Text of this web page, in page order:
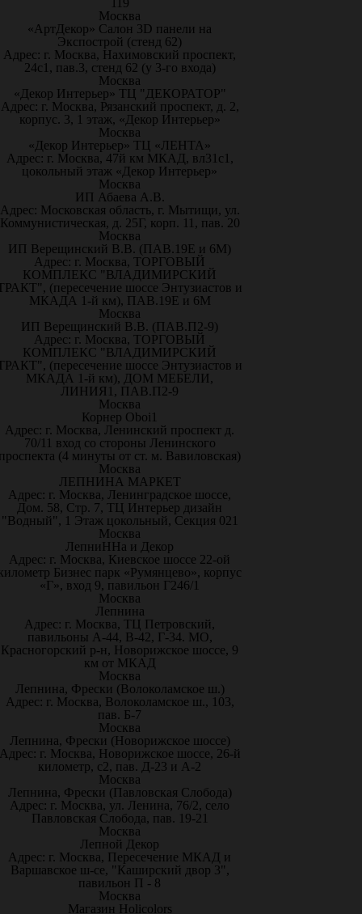
Москва
«АртДекор» Салон 3D панели на
Экспострой (стенд 62)
Адрес: г. Москва, Нахимовский проспект,
24с1, пав.3, стенд 62 (у 3-го входа)
Москва
«Декор Интерьер» ТЦ "ДЕКОРАТОР"
Адрес: г. Москва, Рязанский проспект, д. 2,
корпус. 3, 1 этаж, «Декор Интерьер»
Москва
«Декор Интерьер» ТЦ «ЛЕНТА»
Адрес: г. Москва, 47й км МКАД, вл31с1,
цокольный этаж «Декор Интерьер»
Москва
ИП Абаева А.В.
Адрес: Московская область, г. Мытищи, ул.
Коммунистическая, д. 25Г, корп. 11, пав. 20
Москва
ИП Верещинский В.В. (ПАВ.19Е и 6М)
Адрес: г. Москва, ТОРГОВЫЙ
КОМПЛЕКС "ВЛАДИМИРСКИЙ
(пересечение шоссе Энтузиастов и
МКАДА 1-й км), ПАВ.19Е и 6М
Москва
ИП Верещинский В.В. (ПАВ.П2-9)
Адрес: г. Москва, ТОРГОВЫЙ
КОМПЛЕКС "ВЛАДИМИРСКИЙ
(пересечение шоссе Энтузиастов и
МКАДА 1-й км), ДОМ МЕБЕЛИ,
ЛИНИЯ1, ПАВ.П2-9
Москва
Корнер Oboi1
Адрес: г. Москва, Ленинский проспект д.
70/11 вход со стороны Ленинского
(4 минуты от ст. м. Вавиловская)
Москва
ЛЕПНИНА МАРКЕТ
Адрес: г. Москва, Ленинградское шоссе,
Дом. 58, Стр. 7, ТЦ Интерьер дизайн
"Водный", 1 Этаж цокольный, Секция 021
Москва
ЛепниННа и Декор
Адрес: г. Москва, Киевское шоссе 22-ой
Бизнес парк «Румянцево», корпус
«Г», вход 9, павильон Г246/1
Москва
Лепнина
Адрес: г. Москва, ТЦ Петровский,
павильоны А-44, В-42, Г-34. МО,
Красногорский р-н, Новорижское шоссе, 9
км от МКАД
Москва
Лепнина, Фрески (Волоколамское ш.)
Адрес: г. Москва, Волоколамское ш., 103,
пав. Б-7
Москва
Лепнина, Фрески (Новорижское шоссе)
г. Москва, Новорижское шоссе, 26-й
километр, с2, пав. Д-23 и А-2
Москва
Лепнина, Фрески (Павловская Слобода)
Адрес: г. Москва, ул. Ленина, 76/2, село
Павловская Слобода, пав. 19-21
Москва
Лепной Декор
Адрес: г. Москва, Пересечение МКАД и
Варшавское ш-се, "Каширский двор 3",
павильон П - 8
Москва
Магазин Holicolors